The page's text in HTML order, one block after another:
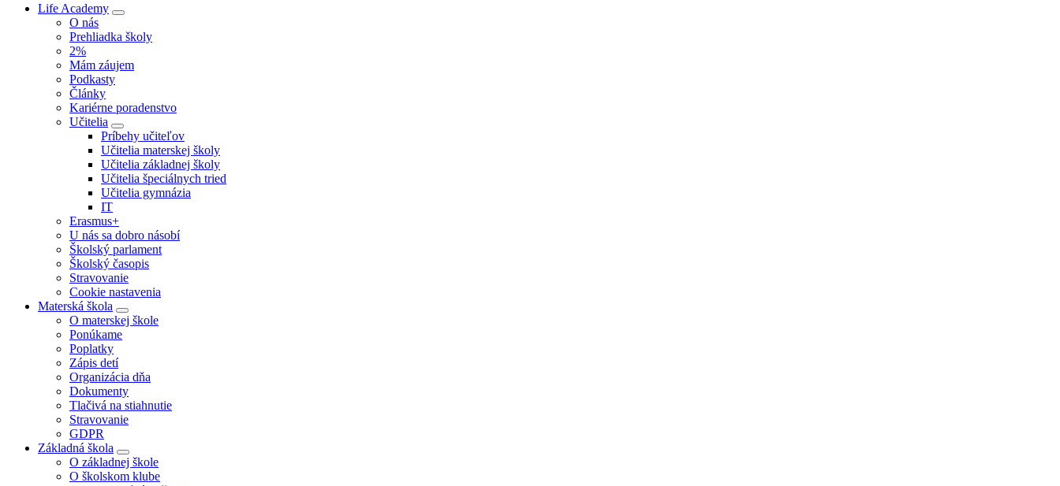
Life Academy
O nás
Prehliadka školy
2%
Mám záujem
Podkasty
Články
Kariérne poradenstvo
Učitelia
Príbehy učiteľov
Učitelia materskej školy
Učitelia základnej školy
Učitelia špeciálnych tried
Učitelia gymnázia
IT
Erasmus+
U nás sa dobro násobí
Školský parlament
Školský časopis
Stravovanie
Cookie nastavenia
Materská škola
O materskej škole
Ponúkame
Poplatky
Zápis detí
Organizácia dňa
Dokumenty
Tlačivá na stiahnutie
Stravovanie
GDPR
Základná škola
O základnej škole
O školskom klube